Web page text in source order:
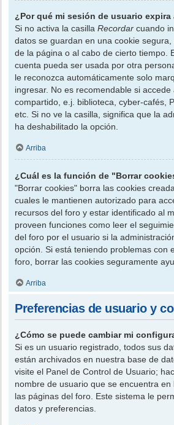
¿Por qué mi sesión de usuario expira
Si no activa la casilla Recordar cuando
datos se guardan en una cookie
de la página o al cabo de cierto tiempo.
cuenta pueda ser usada por otra
le reconozca automáticamente solo
ingresar. No es recomendable si
compartido, e.j. biblioteca, cyber-cafés,
etc. Si no ve la casilla, significa que la
ha deshabilitado la opción.
Arriba
¿Cuál es la función de "Borrar
"Borrar cookies" borra las cookies
cuales le mantienen autorizado para
recursos del foro y estar identificado al
proveen funciones como leer el
del foro por el usuario si la
opción. Si está teniendo problemas con
foro, borrar las cookies seguramente
Arriba
Preferencias de usuario y
¿Cómo se puede cambiar mi
Si es un usuario registrado, todos sus
están archivados en nuestra base de
visite el Panel de Control de Usuario;
nombre de usuario que se encuentra
las páginas del foro. Este sistema le
datos y preferencias.